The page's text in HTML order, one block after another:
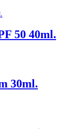
50 40ml.
30ml.